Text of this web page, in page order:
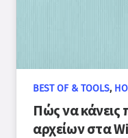
BEST OF & TOOLS,
Πώς να
αρχείων στα